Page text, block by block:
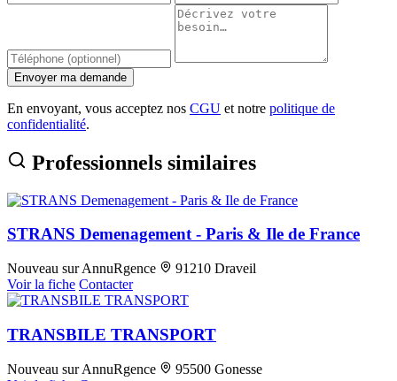
Envoyer ma demande
En envoyant, vous acceptez nos CGU et notre politique de
confidentialité.
Professionnels similaires
STRANS Demenagement - Paris & Ile de France
Nouveau sur AnnuRgence
91210 Draveil
Voir la fiche Contacter
TRANSBILE TRANSPORT
Nouveau sur AnnuRgence
95500 Gonesse